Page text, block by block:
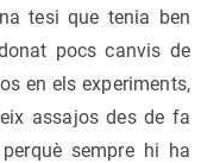
tesi que tenia ben
pocs canvis de
en els experiments,
assajos des de fa
sempre hi ha